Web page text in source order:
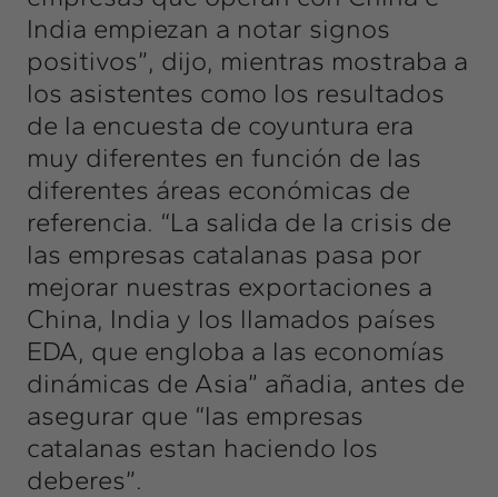
India empiezan a notar signos
positivos”, dijo, mientras mostraba a
los asistentes como los resultados
de la encuesta de coyuntura era
muy diferentes en función de las
diferentes áreas económicas de
referencia. “La salida de la crisis de
las empresas catalanas pasa por
mejorar nuestras exportaciones a
China, India y los llamados países
EDA, que engloba a las economías
dinámicas de Asia” añadia, antes de
asegurar que “las empresas
catalanas estan haciendo los
deberes”.